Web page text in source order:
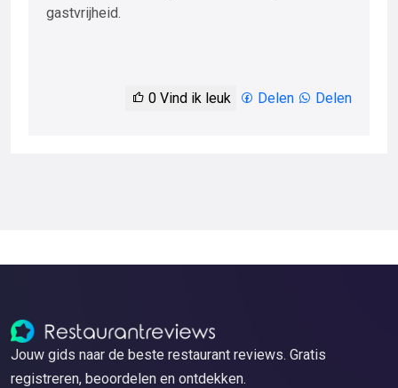
gastvrijheid.
0 Vind ik leuk Delen Delen
Jouw gids naar de beste restaurant reviews. Gratis
registreren, beoordelen en ontdekken.